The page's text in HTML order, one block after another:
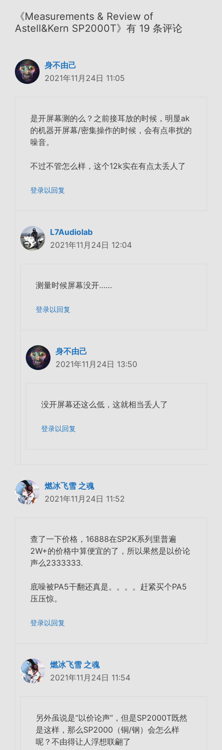
《Measurements & Review of
Astell&Kern SP2000T》有 19 条评论
身不由己
2021年11月24日 11:05
是开屏幕测的么？之前接耳放的时候，明显ak
的机器开屏幕/密集操作的时候，会有点串扰的
噪音。
不过不管怎么样，这个12k实在有点太丢人了
登录以回复
L7Audiolab
2021年11月24日 12:04
测量时候屏幕没开……
登录以回复
身不由己
2021年11月24日 13:50
没开屏幕还这么低，这就相当丢人了
登录以回复
燃冰飞雪 之魂
2021年11月24日 11:52
查了一下价格，16888在SP2K系列里普遍
2W+的价格中算便宜的了，所以果然是以价论
声么2333333.
底噪被PA5干翻还真是。。。。赶紧买个PA5
压压惊。
登录以回复
燃冰飞雪 之魂
2021年11月24日 11:54
另外虽说是“以价论声”，但是SP2000T既然
是这样，那么SP2000（铜/钢）会怎么样
呢？不由得让人浮想联翩了